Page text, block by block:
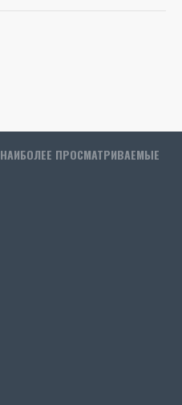
НАИБОЛЕЕ ПРОСМАТРИВАЕМЫЕ